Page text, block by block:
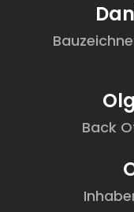
Back